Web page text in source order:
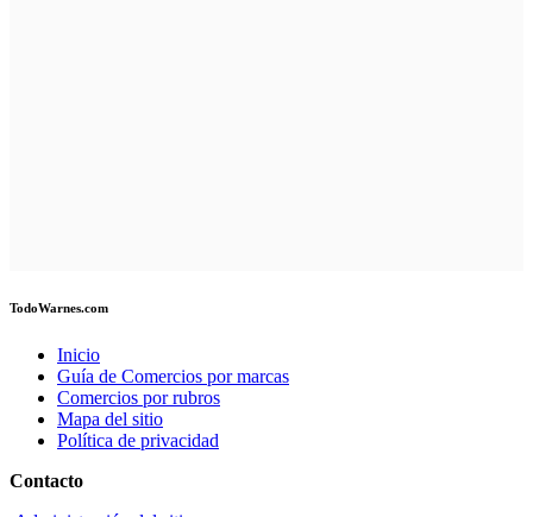
TodoWarnes.com
Inicio
Guía de Comercios por marcas
Comercios por rubros
Mapa del sitio
Política de privacidad
Contacto